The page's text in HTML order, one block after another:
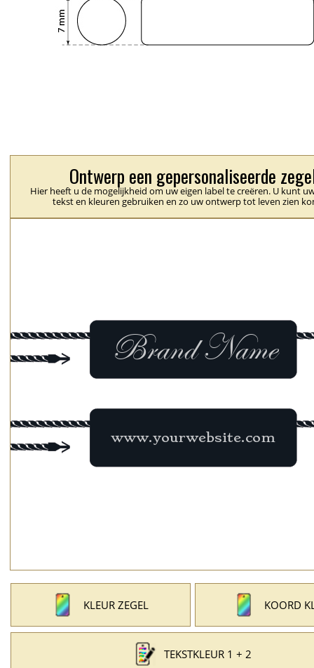
Ontwerp een gepersonaliseerde
Hier heeft u de mogelijkheid om uw eigen label te creëren. U kunt
tekst en kleuren gebruiken en zo uw ontwerp tot leven zien
KLEUR ZEGEL KOORD
TEKSTKLEUR 1 + 2